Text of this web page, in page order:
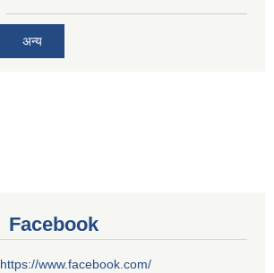
अन्य
Facebook
https://www.facebook.com/